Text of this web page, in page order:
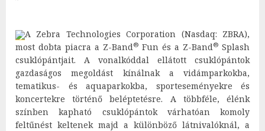
A Zebra Technologies Corporation (Nasdaq: ZBRA),
most dobta piacra a Z-Band® Fun és a Z-Band® Splash
csuklópántjait. A vonalkóddal ellátott csuklópántok
gazdaságos megoldást kínálnak a vidámparkokba,
tematikus- és aquaparkokba, sporteseményekre és
koncertekre történő beléptetésre. A többféle, élénk
színben kapható csuklópántok várhatóan komoly
feltűnést keltenek majd a különböző látnivalóknál, a